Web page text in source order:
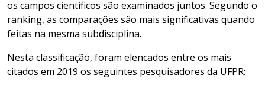
os campos científicos são examinados juntos. Segundo o
ranking, as comparações são mais significativas quando
feitas na mesma subdisciplina.
Nesta classificação, foram elencados entre os mais
citados em 2019 os seguintes pesquisadores da UFPR: